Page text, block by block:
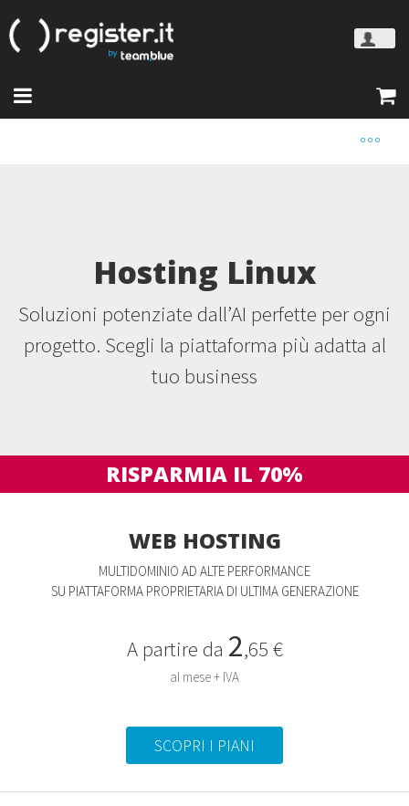
Hosting Linux
Soluzioni potenziate dall’AI perfette per ogni
progetto. Scegli la piattaforma più adatta al
tuo business
RISPARMIA IL 70%
WEB HOSTING
MULTIDOMINIO AD ALTE PERFORMANCE
SU PIATTAFORMA PROPRIETARIA DI ULTIMA GENERAZIONE
A partire da 2,65 €
al mese + IVA
SCOPRI I PIANI